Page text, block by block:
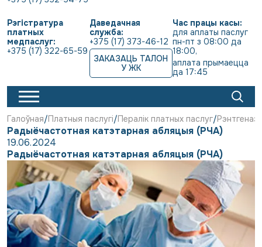
Рэгістратура
платных
медпаслуг:
+375 (17) 322-65-59
Даведачная
служба:
+375 (17) 373-46-12
ЗАКАЗАЦЬ ТАЛОН
У ЖК
Час працы касы:
для аплаты паслуг
пн-пт з 08:00 да
18:00,
аплата прымаецца
да 17:45
Галоўная Платныя паслугі Пералік платных паслуг
Радыёчастотная катэтарная абляцыя (РЧА)
19.06.2024
Радыёчастотная катэтарная абляцыя (РЧА)